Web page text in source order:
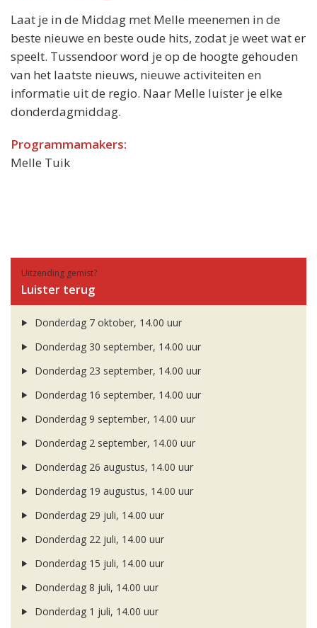
Laat je in de Middag met Melle meenemen in de
beste nieuwe en beste oude hits, zodat je weet wat er
speelt. Tussendoor word je op de hoogte gehouden
van het laatste nieuws, nieuwe activiteiten en
informatie uit de regio. Naar Melle luister je elke
donderdagmiddag.
Programmamakers:
Melle Tuik
Uitzending gemist?
Luister terug
Donderdag 7 oktober, 14.00 uur
Donderdag 30 september, 14.00 uur
Donderdag 23 september, 14.00 uur
Donderdag 16 september, 14.00 uur
Donderdag 9 september, 14.00 uur
Donderdag 2 september, 14.00 uur
Donderdag 26 augustus, 14.00 uur
Donderdag 19 augustus, 14.00 uur
Donderdag 29 juli, 14.00 uur
Donderdag 22 juli, 14.00 uur
Donderdag 15 juli, 14.00 uur
Donderdag 8 juli, 14.00 uur
Donderdag 1 juli, 14.00 uur